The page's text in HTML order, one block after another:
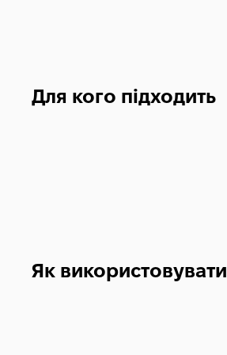
Для кого підходить
Як використовувати